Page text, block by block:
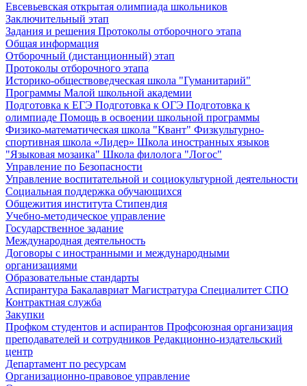
Евсевьевская открытая олимпиада школьников
Заключительный этап
Задания и решения Протоколы отборочного этапа
Общая информация
Отборочный (дистанционный) этап
Протоколы отборочного этапа
Историко-обществоведческая школа "Гуманитарий"
Программы Малой школьной академии
Подготовка к ЕГЭ Подготовка к ОГЭ Подготовка к
олимпиаде Помощь в освоении школьной программы
Физико-математическая школа "Квант" Физкультурно-
спортивная школа «Лидер» Школа иностранных языков
"Языковая мозаика" Школа филолога "Логос"
Управление по Безопасности
Управление воспитательной и социокультурной деятельности
Социальная поддержка обучающихся
Общежития института Стипендия
Учебно-методическое управление
Государственное задание
Международная деятельность
Договоры с иностранными и международными
организациями
Образовательные стандарты
Аспирантура Бакалавриат Магистратура Специалитет СПО
Контрактная служба
Закупки
Профком студентов и аспирантов Профсоюзная организация
преподавателей и сотрудников Редакционно-издательский
центр
Департамент по ресурсам
Организационно-правовое управление